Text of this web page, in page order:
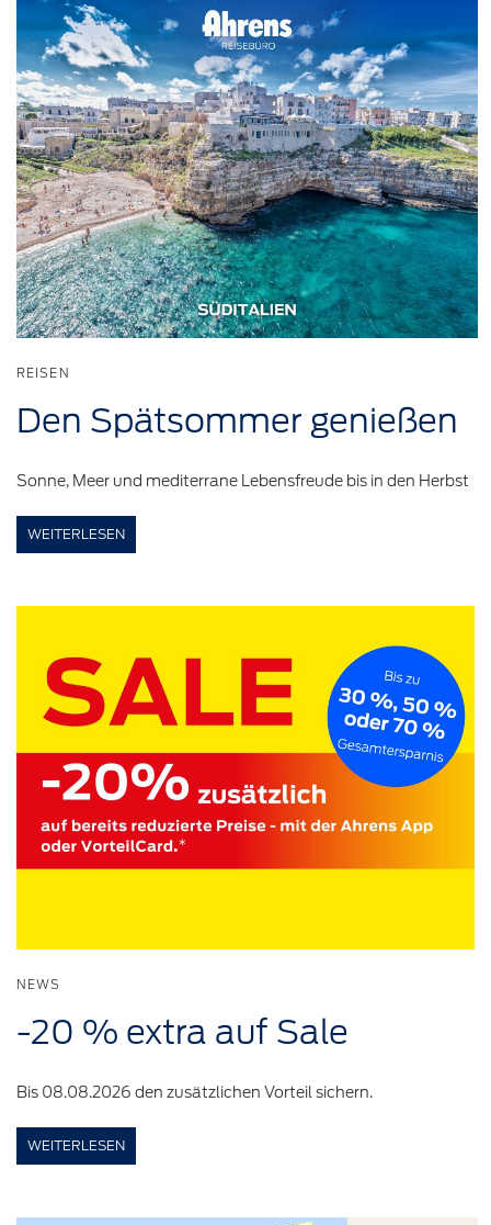
REISEN
Den Spätsommer genießen
Sonne, Meer und mediterrane Lebensfreude bis in den Herbst
WEITERLESEN
NEWS
-20 % extra auf Sale
Bis 08.08.2026 den zusätzlichen Vorteil sichern.
WEITERLESEN